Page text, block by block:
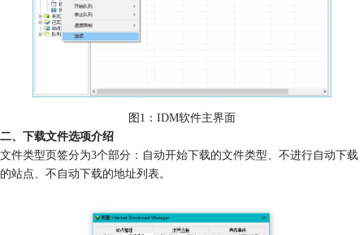
图1：IDM软件主界面
二、下载文件选项介绍
文件类型页签分为3个部分：自动开始下载的文件类型、不进行自动下载
的站点、不自动下载的地址列表。